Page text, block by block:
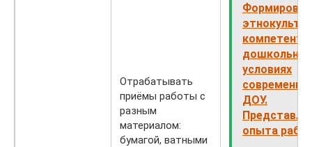
Отрабатывать
приёмы работы с
разным
материалом:
бумагой, ватными
условиях
ДОУ.
опыта